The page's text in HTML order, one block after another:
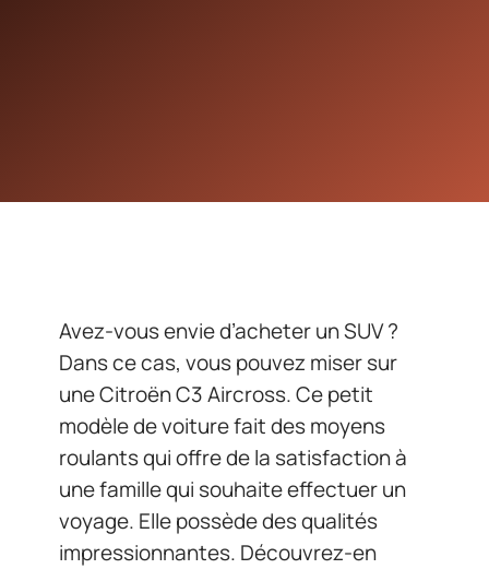
Avez-vous envie d’acheter un SUV ?
Dans ce cas, vous pouvez miser sur
une Citroën C3 Aircross. Ce petit
modèle de voiture fait des moyens
roulants qui offre de la satisfaction à
une famille qui souhaite effectuer un
voyage. Elle possède des qualités
impressionnantes. Découvrez-en